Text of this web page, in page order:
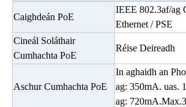
Caighdeán PoE
IEEE 802.3af/ag
Ethernet / PSE
Cineál Soláthair
Cumhachta PoE
Réise Deireadh
Aschur Cumhachta PoE
In aghaidh an
ag: 350mA. uas.
ag: